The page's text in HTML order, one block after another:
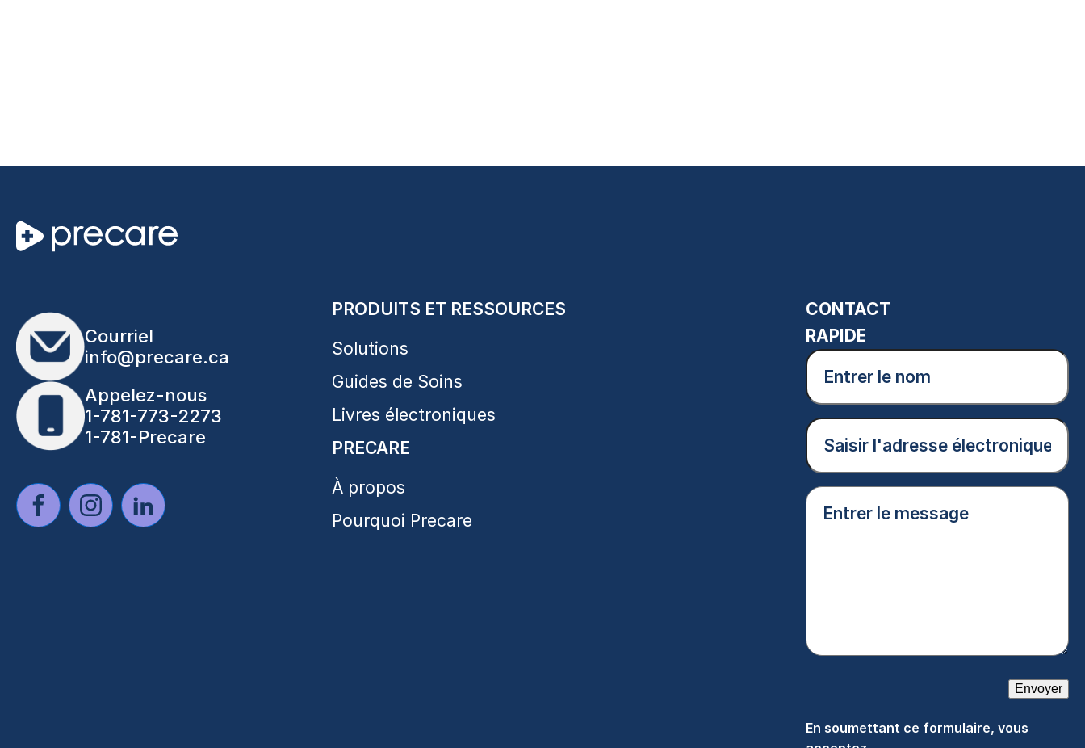
Courriel
info@precare.ca
Appelez-nous
1-781-773-2273
1-781-Precare
PRODUITS ET RESSOURCES
Solutions
Guides de Soins
Livres électroniques
PRECARE
À propos
Pourquoi Precare
CONTACT
RAPIDE
Entrer
nom
Courriel
Entrer
Envoyer
En soumettant ce formulaire, vous